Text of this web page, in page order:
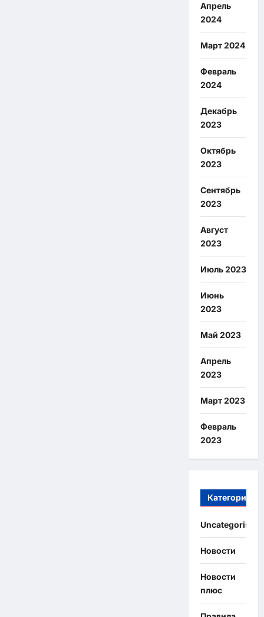
Апрель
2024
Март 2024
Февраль
2024
Декабрь
2023
Октябрь
2023
Сентябрь
2023
Август
2023
Июль 2023
Июнь
2023
Май 2023
Апрель
2023
Март 2023
Февраль
2023
Категории
Uncategorised
Новости
Новости
плюс